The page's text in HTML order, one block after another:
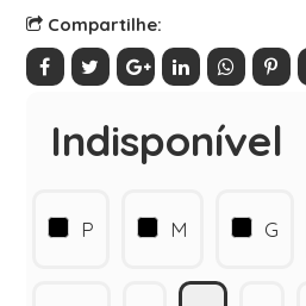
Compartilhe:
Indisponível
P M G